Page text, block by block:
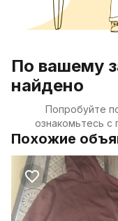
По вашему
найдено
Попробуйте
ознакомьтесь
Похожие